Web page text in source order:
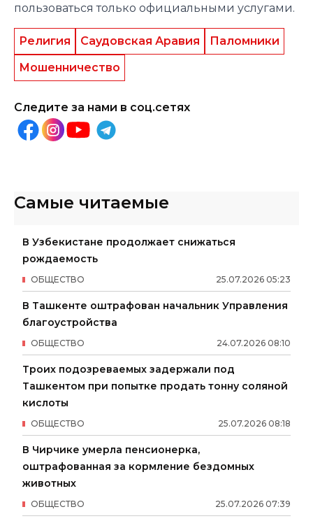
пользоваться только официальными услугами.
Религия Саудовская Аравия
Паломники
Мошенничество
Следите за нами в соц.сетях
Самые читаемые
В Узбекистане продолжает снижаться
рождаемость
25.07.2026 05:23
ОБЩЕСТВО
В Ташкенте оштрафован начальник Управления
благоустройства
24.07.2026 08:10
ОБЩЕСТВО
Троих подозреваемых задержали под
Ташкентом при попытке продать тонну соляной
кислоты
25.07.2026 08:18
ОБЩЕСТВО
В Чирчике умерла пенсионерка,
оштрафованная за кормление бездомных
животных
25.07.2026 07:39
ОБЩЕСТВО